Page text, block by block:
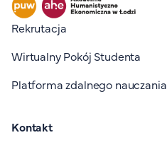
Stopka I
Rekrutacja
Wirtualny Pokój Studenta
Platforma zdalnego nauczania
Kontakt